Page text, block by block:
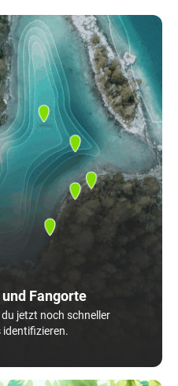
Fangorte
jetzt noch schneller
identifizieren.